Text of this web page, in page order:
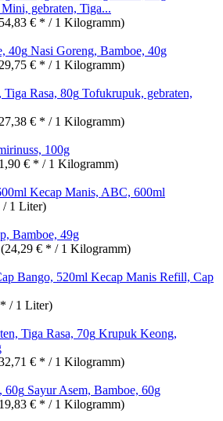
gebraten, Tiga...
€ * / 1 Kilogramm)
Nasi Goreng, Bamboe, 40g
€ * / 1 Kilogramm)
Tofukrupuk, gebraten,
€ * / 1 Kilogramm)
100g
€ * / 1 Kilogramm)
Kecap Manis, ABC, 600ml
/ 1 Liter)
Bamboe, 49g
(24,29 € * / 1 Kilogramm)
Kecap Manis Refill, Cap
/ 1 Liter)
Krupuk Keong,
€ * / 1 Kilogramm)
Sayur Asem, Bamboe, 60g
€ * / 1 Kilogramm)